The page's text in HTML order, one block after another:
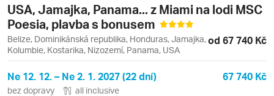
USA, Jamajka, Panama... z Miami na lodi MSC
Poesia, plavba s bonusem
Belize, Dominikánská republika, Honduras, Jamajka,
Kolumbie, Kostarika, Nizozemí, Panama, USA
od 67 740 Kč
Ne 12. 12. – Ne 2. 1. 2027 (22 dní) 67 740 Kč
bez dopravy all inclusive